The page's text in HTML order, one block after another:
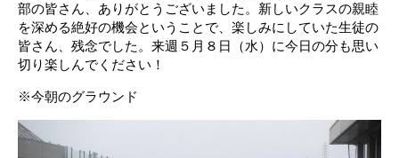
部の皆さん、ありがとうございました。 新しいクラスの親睦
を深める絶好の機会ということで、楽しみにしていた生徒の
皆さん、残念でした。来週５月８日（水）に今日の分も思い
切り楽しんでください！
※今朝のグラウンド